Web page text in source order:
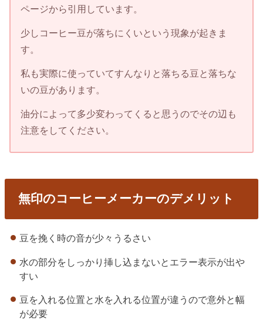
ページから引用しています。
少しコーヒー豆が落ちにくいという現象が起きま
す。
私も実際に使っていてすんなりと落ちる豆と落ちな
いの豆があります。
油分によって多少変わってくると思うのでその辺も
注意をしてください。
無印のコーヒーメーカーのデメリット
豆を挽く時の音が少々うるさい
水の部分をしっかり挿し込まないとエラー表示が出や
すい
豆を入れる位置と水を入れる位置が違うので意外と幅
が必要